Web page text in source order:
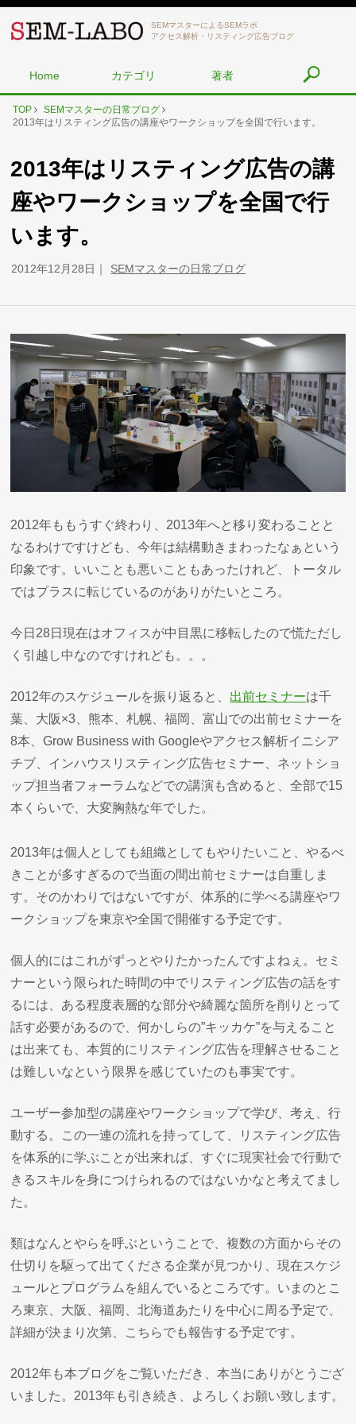
SEMマスターによるSEMラボ
アクセス解析・リスティング広告ブログ
Home カテゴリ 著者
TOP
SEMマスターの日常ブログ
2013年はリスティング広告の講座やワークショップを全国で行います。
2013年はリスティング広告の講
座やワークショップを全国で行
います。
2012年12月28日 SEMマスターの日常ブログ
2012年ももうすぐ終わり、2013年へと移り変わることと
なるわけですけども、今年は結構動きまわったなぁという
印象です。いいことも悪いこともあったけれど、トータル
ではプラスに転じているのがありがたいところ。
今日28日現在はオフィスが中目黒に移転したので慌ただし
く引越し中なのですけれども。。。
2012年のスケジュールを振り返ると、 出前セミナーは千
葉、大阪×3、熊本、札幌、福岡、富山での出前セミナーを
8本、Grow Business with Googleやアクセス解析イニシア
チブ、インハウスリスティング広告セミナー、ネットショ
ップ担当者フォーラムなどでの講演も含めると、全部で15
本くらいで、大変胸熱な年でした。
2013年は個人としても組織としてもやりたいこと、やるべ
きことが多すぎるので当面の間出前セミナーは自重しま
す。そのかわりではないですが、体系的に学べる講座やワ
ークショップを東京や全国で開催する予定です。
個人的にはこれがずっとやりたかったんですよねぇ。セミ
ナーという限られた時間の中でリスティング広告の話をす
るには、ある程度表層的な部分や綺麗な箇所を削りとって
話す必要があるので、何かしらの”キッカケ”を与えること
は出来ても、本質的にリスティング広告を理解させること
は難しいなという限界を感じていたのも事実です。
ユーザー参加型の講座やワークショップで学び、考え、行
動する。この一連の流れを持ってして、リスティング広告
を体系的に学ぶことが出来れば、すぐに現実社会で行動で
きるスキルを身につけられるのではないかなと考えてまし
た。
類はなんとやらを呼ぶということで、複数の方面からその
仕切りを駆って出てくださる企業が見つかり、現在スケジ
ュールとプログラムを組んでいるところです。いまのとこ
ろ東京、大阪、福岡、北海道あたりを中心に周る予定で、
詳細が決まり次第、こちらでも報告する予定です。
2012年も本ブログをご覧いただき、本当にありがとうござ
いました。2013年も引き続き、よろしくお願い致します。